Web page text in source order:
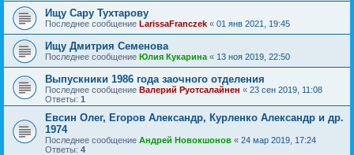
Ищу Сару Тухтарову
Последнее сообщение LarissaFranczek « 01 янв 2021, 19:45
Ищу Дмитрия Семенова
Последнее сообщение Юлия Кукарина « 13 ноя 2019, 22:50
Выпускники 1986 года заочного отделения
Последнее сообщение Валерий Руотсалайнен « 23 сен 2019, 11:08
Ответы: 1
Евсин Олег, Егоров Александр, Курленко Александр и др.
1974
Последнее сообщение Андрей Новокшонов « 24 мар 2019, 17:24
Ответы: 4